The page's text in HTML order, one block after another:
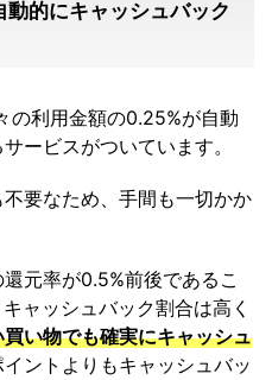
的にキャッシュバック
の利用金額の0.25%が自動
ービスがついています。
要なため、手間も一切かか
元率が0.5%前後であるこ
ャッシュバック割合は高く
い物でも確実にキャッシュ
ントよりもキャッシュバッ